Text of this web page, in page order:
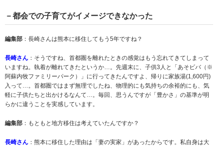
－都会での子育てがイメージできなかった
編集部 ：長崎さんは熊本に移住してもう5年ですね？
長崎さん ：そうですね、首都圏を離れたときの感覚はもう忘れてきてしまって
いますね。執着が離れてきたというか…。先週末に、子供3人と「あそビバ（※
阿蘇内牧ファミリーパーク）」に行ってきたんですよ、帰りに家族湯(1,600円)
入って…。首都圏ではまず無理でしたね、物理的にも気持ちの余裕的にも、気
軽に子供たちと出かけるなんて…。毎回、思うんですが「豊かさ」の基準が明
らかに違うことを実感しています。
編集部 ：もともと地方移住は考えていたんですか？
長崎さん ：熊本に移住した理由は「妻の実家」があったからです。私自身は大